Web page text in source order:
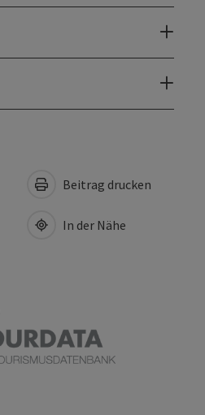
Beitrag drucken
In der Nähe